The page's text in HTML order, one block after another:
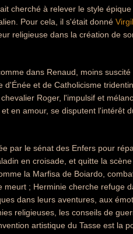
cherché à relever le style
Pour cela, il s'était donné
religieuse dans la création de
dans Renaud, moins
et de Catholicisme
Roger, l'impulsif et
en amour, se disputent l'intérêt
par le sénat des Enfers pour
en croisade, et quitte la
la Marfisa de Boiardo,
; Herminie cherche refuge
dans leurs aventures, aux
religieuses, les conseils de
artistique du Tasse est la